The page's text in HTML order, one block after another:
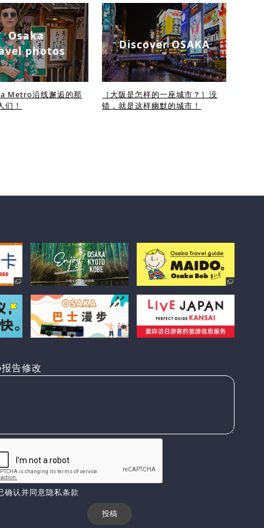
Osaka
photos
Metro沿线邂逅的那
们！
Discover OSAKA
［大阪是怎样的一座城市？］没
错，就是这样幽默的城市！
报告修改
确认并同意隐私条款